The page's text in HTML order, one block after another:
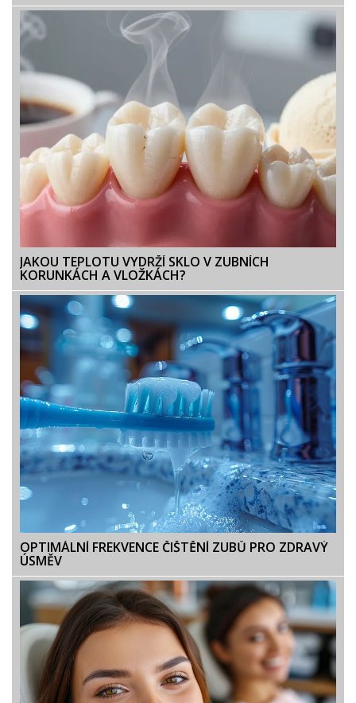
JAKOU TEPLOTU VYDRŽÍ SKLO V ZUBNÍCH
KORUNKÁCH A VLOŽKÁCH?
OPTIMÁLNÍ FREKVENCE ČIŠTĚNÍ ZUBŮ PRO ZDRAVÝ
ÚSMĚV